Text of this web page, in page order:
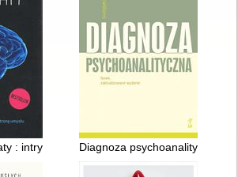
: intrygujące spojrzenie na ciemną stronę
Diagnoza psychoanalityczna